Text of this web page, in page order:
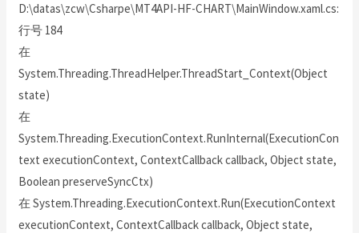
D:\datas\zcw\Csharpe\MT4API-HF-CHART\MainWindow.xaml.cs:
行号 184
在
System.Threading.ThreadHelper.ThreadStart_Context(Object
state)
在
System.Threading.ExecutionContext.RunInternal(ExecutionCon
text executionContext, ContextCallback callback, Object state,
Boolean preserveSyncCtx)
在 System.Threading.ExecutionContext.Run(ExecutionContext
executionContext, ContextCallback callback, Object state,